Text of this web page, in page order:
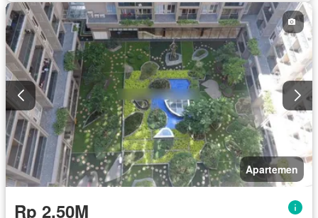
Rumah jaga
Gym Pemanasan
Hot water
Dapur terpadu
Interkom Internet Jacuzzi
Pustaka
Angkat
Gas alam
Ruang kantor
Pemandangan panorama
Outdoor entertaining area
Pay TV access
Taman atap Sauna
Secure parking
Keamanan
Ruang layanan Spa
Kolam renang
Telephone
Lapangan tenis Teras
Televisi
Keamanan 24 jam
Kabel video Air Tangki air
Wifi
Halaman
Berperabot lengkap
Apartemen
Rp 2,50M